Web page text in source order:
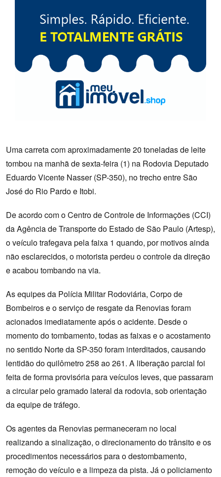
Uma carreta com aproximadamente 20 toneladas de leite
tombou na manhã de sexta-feira (1) na Rodovia Deputado
Eduardo Vicente Nasser (SP-350), no trecho entre São
José do Rio Pardo e Itobi.
De acordo com o Centro de Controle de Informações (CCI)
da Agência de Transporte do Estado de São Paulo (Artesp),
o veículo trafegava pela faixa 1 quando, por motivos ainda
não esclarecidos, o motorista perdeu o controle da direção
e acabou tombando na via.
As equipes da Polícia Militar Rodoviária, Corpo de
Bombeiros e o serviço de resgate da Renovias foram
acionados imediatamente após o acidente. Desde o
momento do tombamento, todas as faixas e o acostamento
no sentido Norte da SP-350 foram interditados, causando
lentidão do quilômetro 258 ao 261. A liberação parcial foi
feita de forma provisória para veículos leves, que passaram
a circular pelo gramado lateral da rodovia, sob orientação
da equipe de tráfego.
Os agentes da Renovias permaneceram no local
realizando a sinalização, o direcionamento do trânsito e os
procedimentos necessários para o destombamento,
remoção do veículo e a limpeza da pista. Já o policiamento